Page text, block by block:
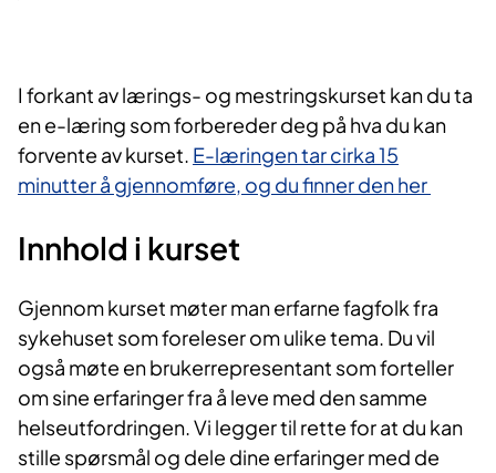
I forka​nt av lærings- og mestringskurset kan du ta
en e-læring som forbereder deg på hva du kan
forvente av kurset. E-læringen tar cirka 15
minutter å gjennomføre, og du finner den her​
Innhold i kurset​
Gjenno​m kurset møter man erfarne fagfolk fra
sykehuset som foreleser om ulike tema. Du vil
også møte en brukerrepresentant som forteller
om sine erfaringer fra å leve med den samme
helseutfordringen. Vi legger til rette for at du kan
stille spørsmål og dele dine erfaringer med de